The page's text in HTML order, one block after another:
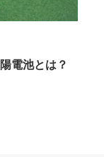
電池とは？